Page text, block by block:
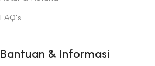
FAQ's
Bantuan & Informasi